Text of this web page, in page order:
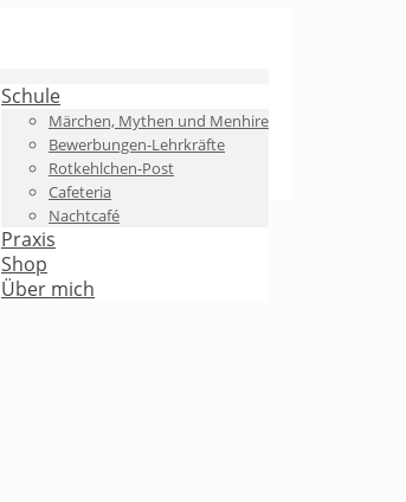
Schule
Märchen, Mythen und Menhire
Bewerbungen-Lehrkräfte
Rotkehlchen-Post
Cafeteria
Nachtcafé
Praxis
Shop
Über mich